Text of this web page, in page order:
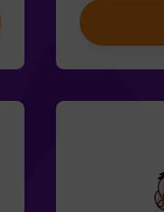
gustan al
(¡cuidado con
perdido
despedida de